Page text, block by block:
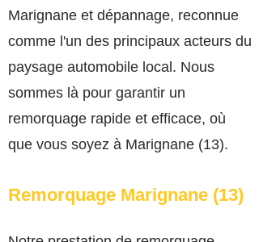
Marignane et dépannage, reconnue
comme l'un des principaux acteurs du
paysage automobile local. Nous
sommes là pour garantir un
remorquage rapide et efficace, où
que vous soyez à Marignane (13).
Remorquage Marignane (13)